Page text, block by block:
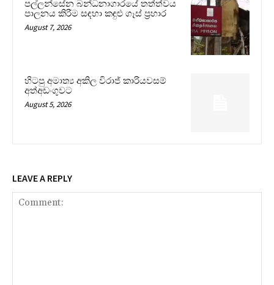
පල්ලන්සේන බන්ධනාගාරයේ තත්ත්වය
පාලනය කිරීම සඳහා කඳුළු ගෑස් ප්‍රහාර
August 7, 2026
හිටපු අමාත්‍ය අකිල විරාජ් කාරියවසම්
අත්අඩංගුවට
August 5, 2026
LEAVE A REPLY